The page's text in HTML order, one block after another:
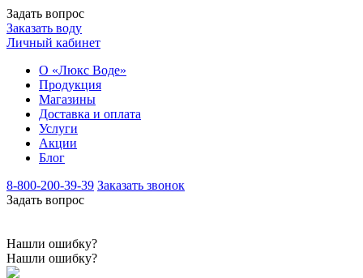
Задать вопрос
Заказать воду
Личный кабинет
О «Люкс Воде»
Продукция
Магазины
Доставка и оплата
Услуги
Акции
Блог
8-800-200-39-39 Заказать звонок
Задать вопрос
Нашли ошибку?
Нашли ошибку?